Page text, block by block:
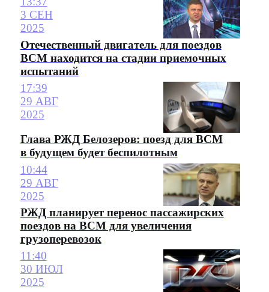
3 СЕН
2025
Отечественный двигатель для поездов
ВСМ находится на стадии приемочных
испытаний
17:39
29 АВГ
2025
Глава РЖД Белозеров: поезд для ВСМ
в будущем будет беспилотным
10:44
29 АВГ
2025
РЖД планирует перенос пассажирских
поездов на ВСМ для увеличения
грузоперевозок
11:40
30 ИЮЛ
2025